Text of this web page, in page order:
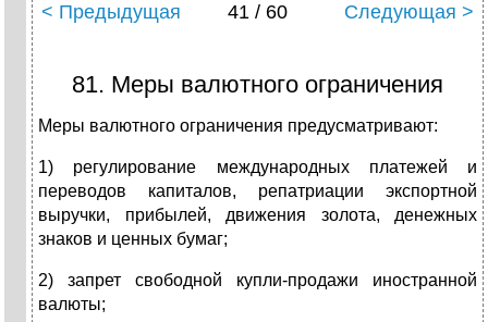
< Предыдущая 41 / 60 Следующая >
81. Меры валютного ограничения
Меры валютного ограничения предусматривают:
1) регулирование международных платежей и
переводов капиталов, репатриации экспортной
выручки, прибылей, движения золота, денежных
знаков и ценных бумаг;
2) запрет свободной купли-продажи иностранной
валюты;